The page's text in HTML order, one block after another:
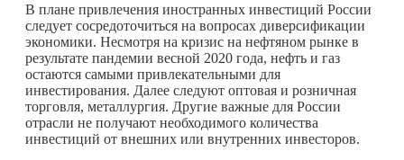
В плане привлечения иностранных инвестиций России
следует сосредоточиться на вопросах диверсификации
экономики. Несмотря на кризис на нефтяном рынке в
результате пандемии весной 2020 года, нефть и газ
остаются самыми привлекательными для
инвестирования. Далее следуют оптовая и розничная
торговля, металлургия. Другие важные для России
отрасли не получают необходимого количества
инвестиций от внешних или внутренних инвесторов.